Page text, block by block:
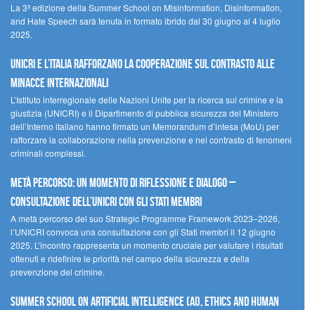
La 3ª edizione della Summer School on Misinformation, Disinformation,
and Hate Speech sarà tenuta in formato ibrido dal 30 giugno al 4 luglio
2025.
UNICRI e l’Italia rafforzano la cooperazione sul contrasto alle
minacce internazionali
L’Istituto interregionale delle Nazioni Unite per la ricerca sul crimine e la
giustizia (UNICRI) e il Dipartimento di pubblica sicurezza del Ministero
dell’Interno italiano hanno firmato un Memorandum d’intesa (MoU) per
rafforzare la collaborazione nella prevenzione e nel contrasto di fenomeni
criminali complessi.
Metà percorso: un momento di riflessione e dialogo –
Consultazione dell’UNICRI con gli Stati membri
A metà percorso del suo Strategic Programme Framework 2023–2026,
l’UNICRI convoca una consultazione con gli Stati membri il 12 giugno
2025. L’incontro rappresenta un momento cruciale per valutare i risultati
ottenuti e ridefinire le priorità nel campo della sicurezza e della
prevenzione del crimine.
Summer School on Artificial Intelligence (AI), Ethics and Human